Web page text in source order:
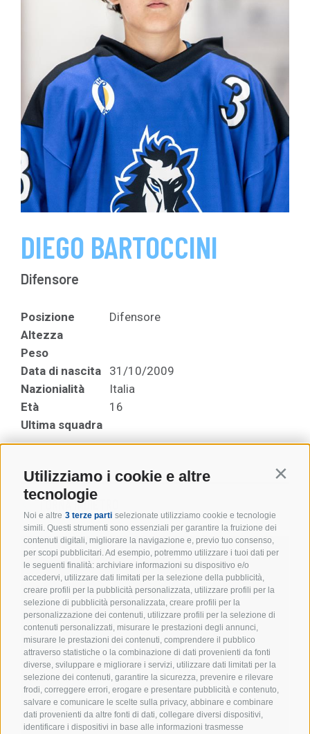
Utilizziamo i cookie e altre
tecnologie
Noi e altre 3 terze parti selezionate utilizziamo cookie e tecnologie
simili. Questi strumenti sono essenziali per garantire la fruizione dei
contenuti digitali, migliorare la navigazione e, previo tuo consenso,
per scopi pubblicitari. Ad esempio, potremmo utilizzare i tuoi dati per
le seguenti finalità: archiviare informazioni su dispositivo e/o
accedervi, utilizzare dati limitati per la selezione della pubblicità,
creare profili per la pubblicità personalizzata, utilizzare profili per la
selezione di pubblicità personalizzata, creare profili per la
personalizzazione dei contenuti, utilizzare profili per la selezione di
contenuti personalizzati, misurare le prestazioni degli annunci,
misurare le prestazioni dei contenuti, comprendere il pubblico
attraverso statistiche o la combinazione di dati provenienti da fonti
diverse, sviluppare e migliorare i servizi, utilizzare dati limitati per la
selezione dei contenuti, garantire la sicurezza, prevenire e rilevare
frodi, correggere errori, erogare e presentare pubblicità e contenuto,
salvare e comunicare le scelte sulla privacy, abbinare e combinare
dati provenienti da altre fonti di dati, collegare diversi dispositivi,
identificare i dispositivi in base alle informazioni trasmesse
DIEGO BARTOCCINI
Difensore
Posizione
Difensore
Altezza
Peso
Data di nascita
31/10/2009
Nazionialità
Italia
Età
16
Ultima squadra
TORNA INDIETRO
CALENDARIO